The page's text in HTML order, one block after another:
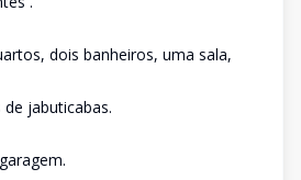
dois banheiros, uma sala,
jabuticabas.